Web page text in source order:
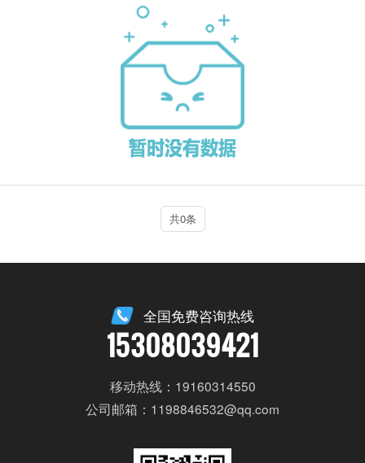
共0条
全国免费咨询热线
15308039421
移动热线：19160314550
公司邮箱：1198846532@qq.com